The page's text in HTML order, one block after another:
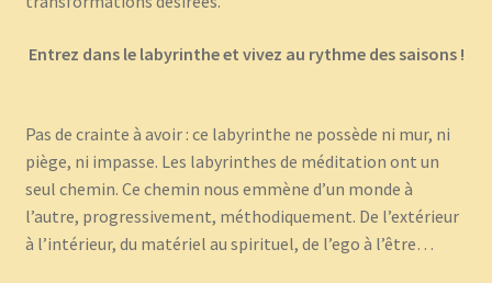
Entrez dans le labyrinthe et vivez au rythme des saisons !
Pas de crainte à avoir : ce labyrinthe ne possède ni mur, ni
piège, ni impasse. Les labyrinthes de méditation ont un
seul chemin. Ce chemin nous emmène d’un monde à
l’autre, progressivement, méthodiquement. De l’extérieur
à l’intérieur, du matériel au spirituel, de l’ego à l’être…